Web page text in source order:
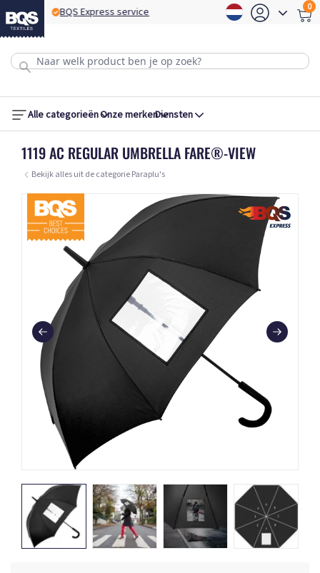
BQS Express service 0
Alle categorieënOnze merkenDiensten
1119 AC REGULAR UMBRELLA FARE®-VIEW
Bekijk alles uit de categorie Paraplu's